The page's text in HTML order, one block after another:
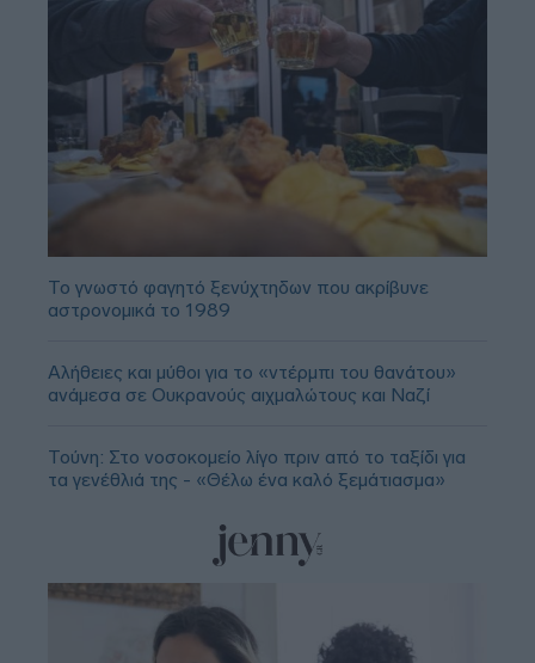
Το γνωστό φαγητό ξενύχτηδων που ακρίβυνε
αστρονομικά το 1989
Αλήθειες και μύθοι για το «ντέρμπι του θανάτου»
ανάμεσα σε Ουκρανούς αιχμαλώτους και Ναζί
Τούνη: Στο νοσοκομείο λίγο πριν από το ταξίδι για
τα γενέθλιά της - «Θέλω ένα καλό ξεμάτιασμα»